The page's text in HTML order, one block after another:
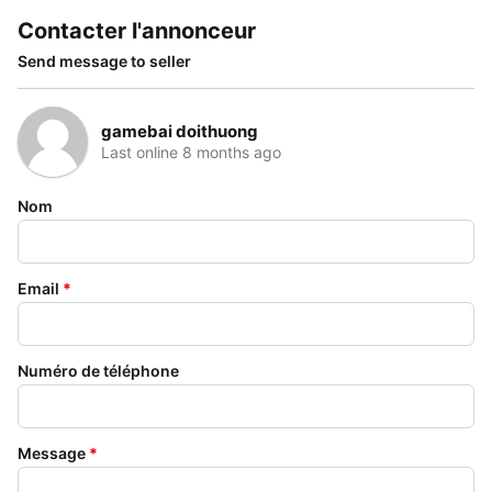
Contacter l'annonceur
Send message to seller
gamebai doithuong
Last online 8 months ago
Nom
Email *
Numéro de téléphone
Message *